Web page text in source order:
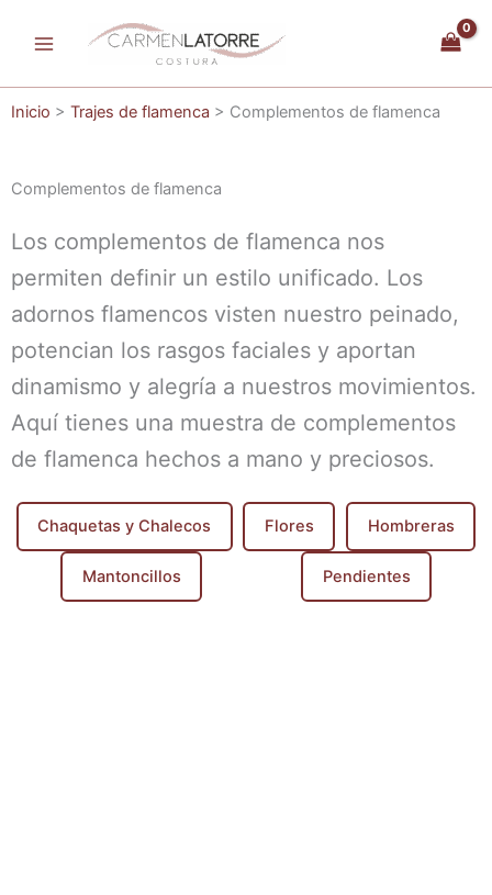
Inicio > Trajes de flamenca > Complementos de flamenca
Complementos de flamenca
Los complementos de flamenca nos
permiten definir un estilo unificado. Los
adornos flamencos visten nuestro peinado,
potencian los rasgos faciales y aportan
dinamismo y alegría a nuestros movimientos.
Aquí tienes una muestra de complementos
de flamenca hechos a mano y preciosos.
Chaquetas y Chalecos Flores Hombreras
Mantoncillos Pendientes